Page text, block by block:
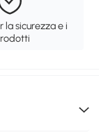
la sicurezza e i